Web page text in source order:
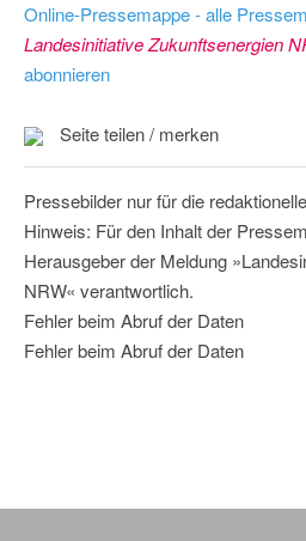
Online-Pressemappe - alle
Landesinitiative Zukunftsenergien
abonnieren
Seite teilen / merken
Pressebilder nur für die
Hinweis: Für den Inhalt der
Herausgeber der Meldung
NRW« verantwortlich.
Fehler beim Abruf der Daten
Fehler beim Abruf der Daten